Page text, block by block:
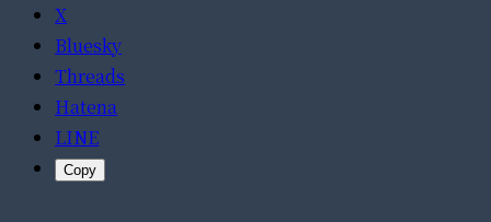
X
Bluesky
Threads
Hatena
LINE
Copy